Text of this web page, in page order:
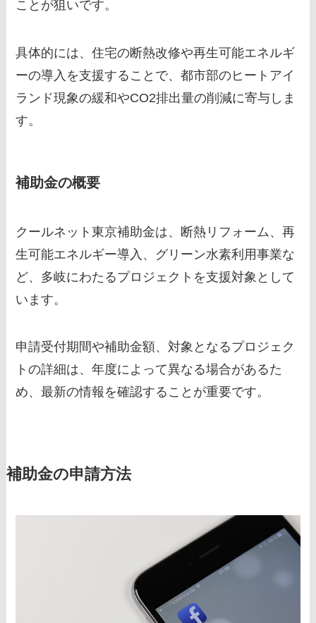
ことが狙いです。
具体的には、住宅の断熱改修や再生可能エネルギ
ーの導入を支援することで、都市部のヒートアイ
ランド現象の緩和やCO2排出量の削減に寄与しま
す。
補助金の概要
クールネット東京補助金は、断熱リフォーム、再
生可能エネルギー導入、グリーン水素利用事業な
ど、多岐にわたるプロジェクトを支援対象として
います。
申請受付期間や補助金額、対象となるプロジェク
トの詳細は、年度によって異なる場合があるた
め、最新の情報を確認することが重要です。
補助金の申請方法